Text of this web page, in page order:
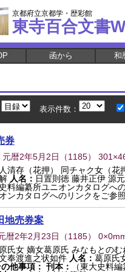
京都府立京都学・歴彩館
東寺百合文書
函から 和
表示件数：
券
暦2年5月2日 （1185）
清存（花押） 同チャク女（花
人名： 日置則徳 藤井正伊 源
史料編纂所ユニオンカタログへ
ンカタログへのリンクをご参
地売券案
暦2年2月23日 （1185）
氏女 嫡女葛原氏 みなもとの
奉渡進之状如件 人名： 葛原氏
他事項： 刊本：
（東大史料